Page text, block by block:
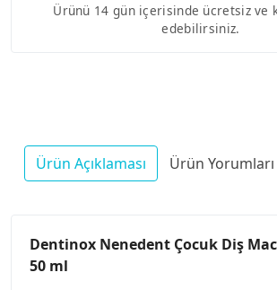
Ürünü 14 gün içerisinde ücretsiz ve
edebilirsiniz.
Ürün Açıklaması Ürün Yorumları
Dentinox Nenedent Çocuk Diş
50 ml